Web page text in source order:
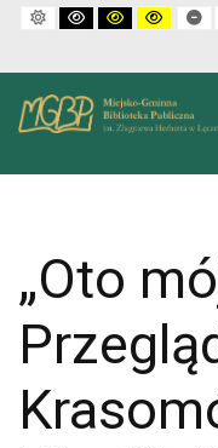
Default mode
High contrast
High contrast
High
„Oto